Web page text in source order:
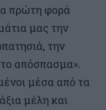
πρώτη φορά
μας την
την
απόσπασμα».
μέσα από τα
μέλη και